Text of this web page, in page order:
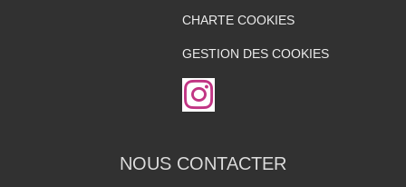
CHARTE COOKIES
GESTION DES COOKIES
NOUS CONTACTER